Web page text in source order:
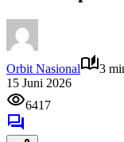
Orbit Nasional
3
15 Juni 2026
6417